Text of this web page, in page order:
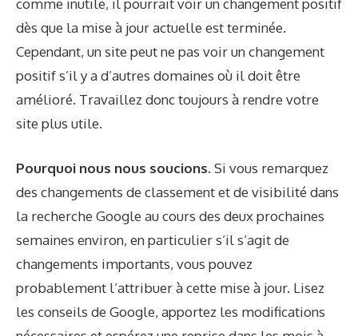
comme inutile, il pourrait voir un changement positif
dès que la mise à jour actuelle est terminée.
Cependant, un site peut ne pas voir un changement
positif s’il y a d’autres domaines où il doit être
amélioré. Travaillez donc toujours à rendre votre
site plus utile.
Pourquoi nous nous soucions. Si vous remarquez
des changements de classement et de visibilité dans
la recherche Google au cours des deux prochaines
semaines environ, en particulier s’il s’agit de
changements importants, vous pouvez
probablement l’attribuer à cette mise à jour. Lisez
les conseils de Google, apportez les modifications